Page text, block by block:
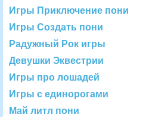
Игры Приключение пони
Игры Создать пони
Радужный Рок игры
Девушки Эквестрии
Игры про лошадей
Игры с единорогами
Май литл пони